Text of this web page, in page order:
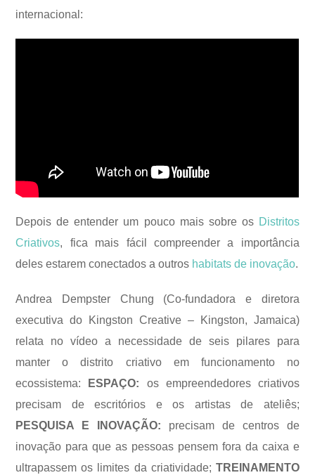
internacional:
Depois de entender um pouco mais sobre os Distritos
Criativos, fica mais fácil compreender a importância
deles estarem conectados a outros habitats de inovação.
Andrea Dempster Chung (Co-fundadora e diretora
executiva do Kingston Creative – Kingston, Jamaica)
relata no vídeo a necessidade de seis pilares para
manter o distrito criativo em funcionamento no
ecossistema:
ESPAÇO: os empreendedores criativos
precisam de escritórios e os artistas de ateliês;
PESQUISA E INOVAÇÃO: precisam de centros de
inovação para que as pessoas pensem fora da caixa e
ultrapassem os limites da criatividade; TREINAMENTO